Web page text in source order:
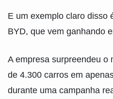
E um exemplo claro disso
BYD, que vem ganhando
A empresa surpreendeu o
de 4.300 carros em
durante uma campanha